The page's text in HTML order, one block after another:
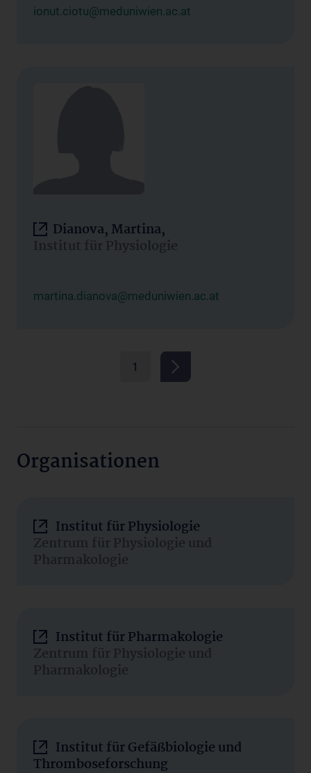
ionut.ciotu@meduniwien.ac.at
Dianova, Martina,
Institut für Physiologie
martina.dianova@meduniwien.ac.at
1
Organisationen
Institut für Physiologie
Zentrum für Physiologie und
Pharmakologie
Institut für Pharmakologie
Zentrum für Physiologie und
Pharmakologie
Institut für Gefäßbiologie und
Thromboseforschung